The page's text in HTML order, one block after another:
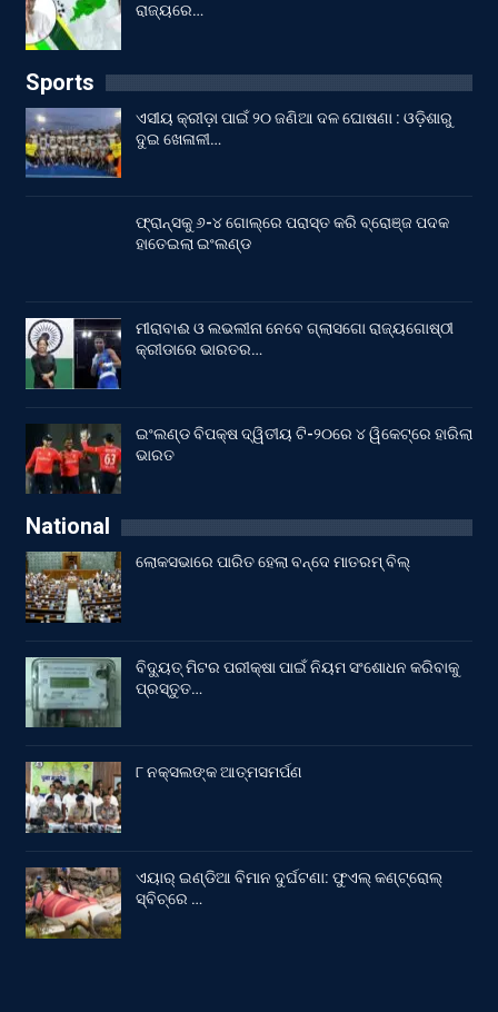
ରାଜ୍ୟରେ…
Sports
ଏସୀୟ କ୍ରୀଡ଼ା ପାଇଁ ୨୦ ଜଣିଆ ଦଳ ଘୋଷଣା : ଓଡ଼ିଶାରୁ
ଦୁଇ ଖେଳାଳୀ…
ଫ୍ରାନ୍ସକୁ ୬-୪ ଗୋଲ୍‌ରେ ପରାସ୍ତ କରି ବ୍ରୋଞ୍ଜ ପଦକ
ହାତେଇଲା ଇଂଲଣ୍ଡ
ମୀରାବାଈ ଓ ଲଭଲୀନା ନେବେ ଗ୍ଲାସଗୋ ରାଜ୍ୟଗୋଷ୍ଠୀ
କ୍ରୀଡାରେ ଭାରତର…
ଇଂଲଣ୍ଡ ବିପକ୍ଷ ଦ୍ୱିତୀୟ ଟି-୨୦ରେ ୪ ୱିକେଟ୍‌ରେ ହାରିଲା
ଭାରତ
National
ଲୋକସଭାରେ ପାରିତ ହେଲା ବନ୍ଦେ ମାତରମ୍‌ ବିଲ୍‌
ବିଦ୍ୟୁତ୍ ମିଟର ପରୀକ୍ଷା ପାଇଁ ନିୟମ ସଂଶୋଧନ କରିବାକୁ
ପ୍ରସ୍ତୁତ…
୮ ନକ୍ସଲଙ୍କ ଆତ୍ମସମର୍ପଣ
ଏୟାର୍ ଇଣ୍ଡିଆ ବିମାନ ଦୁର୍ଘଟଣା: ଫୁଏଲ୍‌ କଣ୍ଟ୍ରୋଲ୍‌
ସ୍ବିଚ୍‌ରେ …